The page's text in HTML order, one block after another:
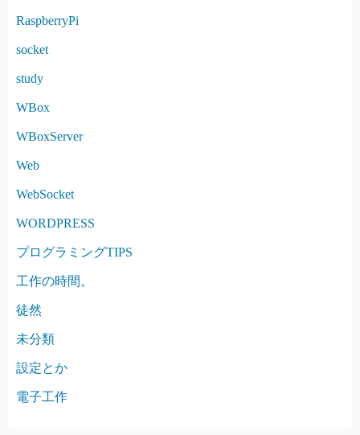
RaspberryPi
socket
study
WBox
WBoxServer
Web
WebSocket
WORDPRESS
プログラミングTIPS
工作の時間。
徒然
未分類
設定とか
電子工作